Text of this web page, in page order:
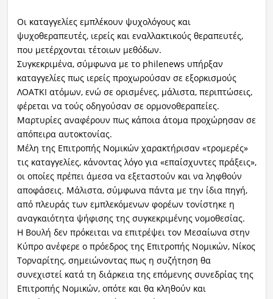
Οι καταγγελίες εμπλέκουν ψυχολόγους και
ψυχοθεραπευτές, ιερείς και εναλλακτικούς θεραπευτές,
που μετέρχονται τέτοιων μεθόδων.
Συγκεκριμένα, σύμφωνα με το philenews υπήρξαν
καταγγελίες πως ιερείς προχωρούσαν σε εξορκισμούς
ΛΟΑΤΚΙ ατόμων, ενώ σε ορισμένες, μάλιστα, περιπτώσεις,
φέρεται να τούς οδηγούσαν σε ορμονοθεραπείες.
Μαρτυρίες αναφέρουν πως κάποια άτομα προχώρησαν σε
απόπειρα αυτοκτονίας.
Μέλη της Επιτροπής Νομικών χαρακτήρισαν «τρομερές»
τις καταγγελίες, κάνοντας λόγο για «επαίσχυντες πράξεις»,
οι οποίες πρέπει άμεσα να εξεταστούν και να ληφθούν
αποφάσεις. Μάλιστα, σύμφωνα πάντα με την ίδια πηγή,
από πλευράς των εμπλεκόμενων φορέων τονίστηκε η
αναγκαιότητα ψήφισης της συγκεκριμένης νομοθεσίας.
Η Βουλή δεν πρόκειται να επιτρέψει τον Μεσαίωνα στην
Κύπρο ανέφερε ο πρόεδρος της Επιτροπής Νομικών, Νίκος
Τορναρίτης, σημειώνοντας πως η συζήτηση θα
συνεχιστεί κατά τη διάρκεια της επόμενης συνεδρίας της
Επιτροπής Νομικών, οπότε και θα κληθούν και